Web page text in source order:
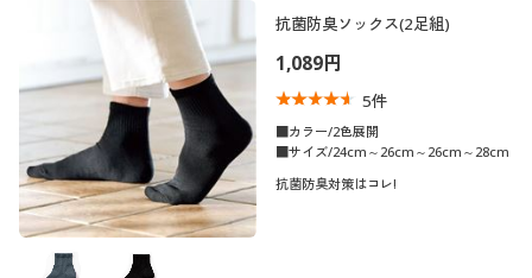
抗菌防臭ソックス(2足組)
1,089円
5件
■カラー/2色展開
■サイズ/24cm～26cm～26cm～28cm
抗菌防臭対策はコレ!